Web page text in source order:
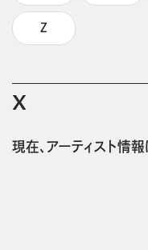
Z
X
現在、アーティスト情報